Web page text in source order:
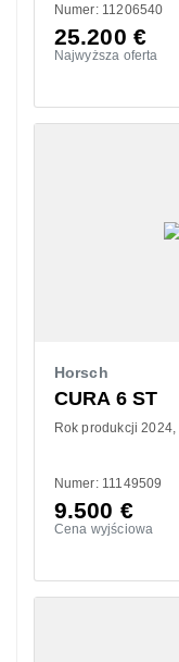
Numer: 11206540
25.200 €
Najwyższa oferta
Horsch
CURA 6 ST
Rok produkcji 2024
Numer: 11149509
9.500 €
Cena wyjściowa